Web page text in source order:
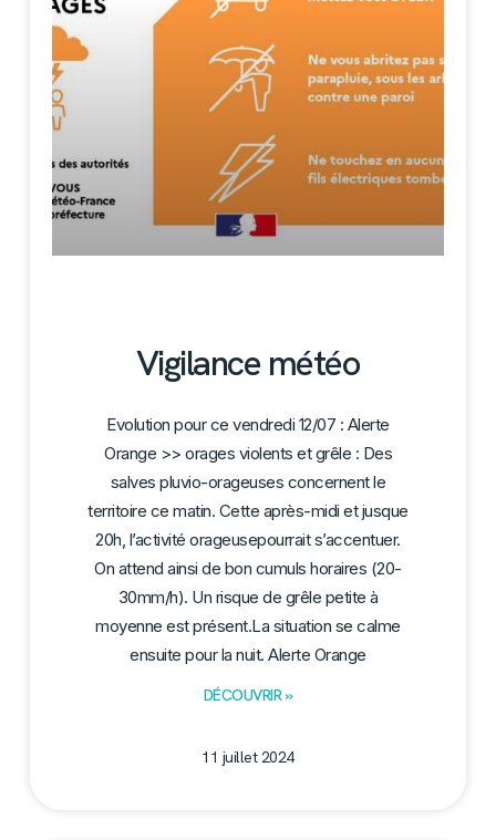
Vigilance météo
Evolution pour ce vendredi 12/07 : Alerte
Orange >> orages violents et grêle : Des
salves pluvio-orageuses concernent le
territoire ce matin. Cette après-midi et jusque
20h, l’activité orageusepourrait s’accentuer.
On attend ainsi de bon cumuls horaires (20-
30mm/h). Un risque de grêle petite à
moyenne est présent.La situation se calme
ensuite pour la nuit. Alerte Orange
DÉCOUVRIR »
11 juillet 2024